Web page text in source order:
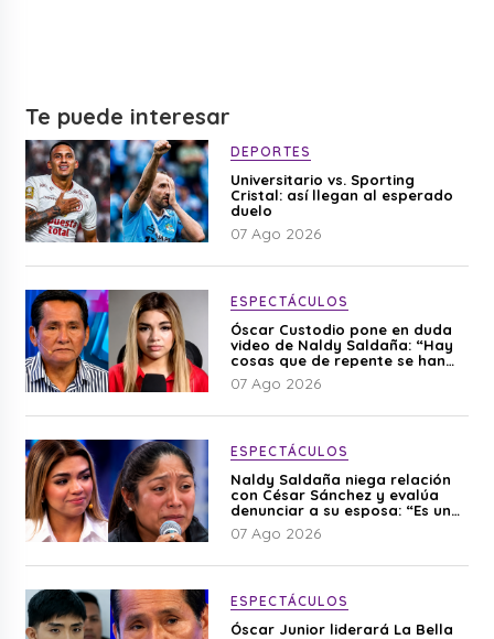
Te puede interesar
DEPORTES
Universitario vs. Sporting
Cristal: así llegan al esperado
duelo
07 Ago 2026
ESPECTÁCULOS
Óscar Custodio pone en duda
video de Naldy Saldaña: “Hay
cosas que de repente se han
editado”
07 Ago 2026
ESPECTÁCULOS
Naldy Saldaña niega relación
con César Sánchez y evalúa
denunciar a su esposa: “Es una
difamación”
07 Ago 2026
ESPECTÁCULOS
Óscar Junior liderará La Bella